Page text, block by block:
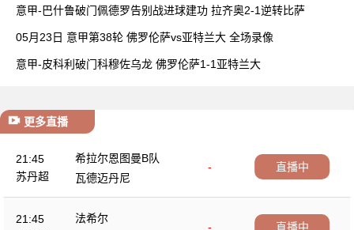
意甲-巴什鲁破门佩德罗告别战进球建功 拉齐奥2-1逆转比萨
05月23日 意甲第38轮 佛罗伦萨vs亚特兰大 全场录像
意甲-皮科利破门科穆佐乌龙 佛罗伦萨1-1亚特兰大
更多直播
21:45
苏丹超
希拉尔恩图曼B队
-
瓦德迈丹尼
直播中
21:45
法希尔
-
直播中